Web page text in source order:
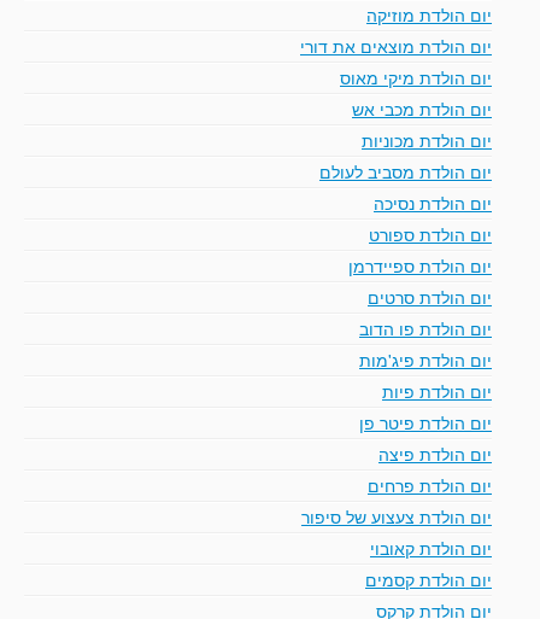
יום הולדת מוזיקה
יום הולדת מוצאים את דורי
יום הולדת מיקי מאוס
יום הולדת מכבי אש
יום הולדת מכוניות
יום הולדת מסביב לעולם
יום הולדת נסיכה
יום הולדת ספורט
יום הולדת ספיידרמן
יום הולדת סרטים
יום הולדת פו הדוב
יום הולדת פיג'מות
יום הולדת פיות
יום הולדת פיטר פן
יום הולדת פיצה
יום הולדת פרחים
יום הולדת צעצוע של סיפור
יום הולדת קאובוי
יום הולדת קסמים
יום הולדת קרקס